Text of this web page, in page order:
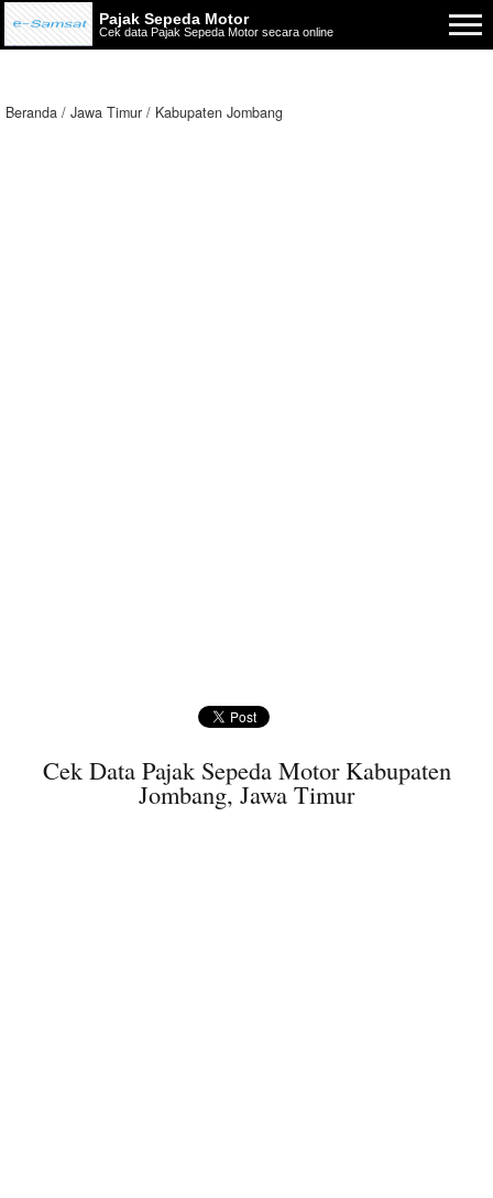
Pajak Sepeda Motor
Cek data Pajak Sepeda Motor secara online
Beranda Jawa Timur Kabupaten Jombang
Cek Data Pajak Sepeda Motor Kabupaten
Jombang, Jawa Timur